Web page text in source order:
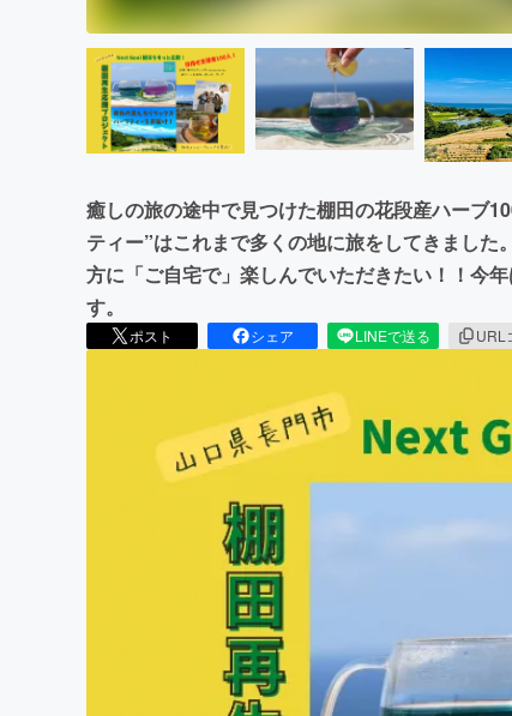
癒しの旅の途中で見つけた棚田の花段産ハーブ
ティー”はこれまで多くの地に旅をしてきまし
方に「ご自宅で」楽しんでいただきたい！！今
す。
ポスト シェア LINEで送る URL